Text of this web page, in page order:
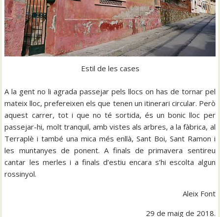
Estil de les cases
A la gent no li agrada passejar pels llocs on has de tornar pel
mateix lloc, prefereixen els que tenen un itinerari circular. Però
aquest carrer, tot i que no té sortida, és un bonic lloc per
passejar-hi, molt tranquil, amb vistes als arbres, a la fàbrica, al
Terraplè i també una mica més enllà, Sant Boi, Sant Ramon i
les muntanyes de ponent. A finals de primavera sentireu
cantar les merles i a finals d’estiu encara s’hi escolta algun
rossinyol.
Aleix Font
29 de maig de 2018.